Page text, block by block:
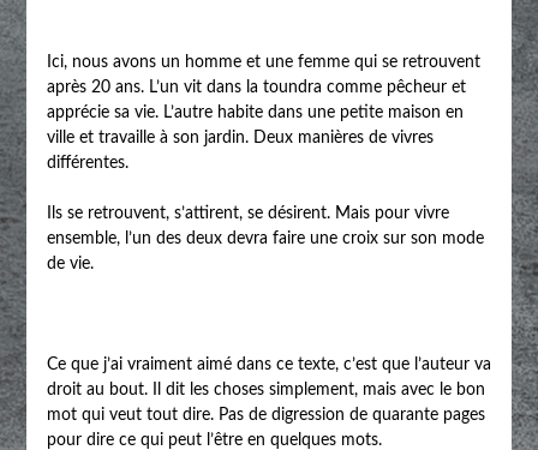
Ici, nous avons un homme et une femme qui se retrouvent
après 20 ans. L’un vit dans la toundra comme pêcheur et
apprécie sa vie. L’autre habite dans une petite maison en
ville et travaille à son jardin. Deux manières de vivres
différentes.
Ils se retrouvent, s’attirent, se désirent. Mais pour vivre
ensemble, l’un des deux devra faire une croix sur son mode
de vie.
Ce que j’ai vraiment aimé dans ce texte, c’est que l’auteur va
droit au bout. Il dit les choses simplement, mais avec le bon
mot qui veut tout dire. Pas de digression de quarante pages
pour dire ce qui peut l’être en quelques mots.